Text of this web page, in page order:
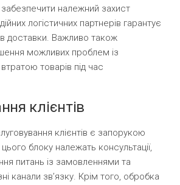
належний захист
логістичних партнерів гарантує
доставки. Важливо також
можливих проблем із
товарів під час
клієнтів
клієнтів є запорукою
блоку належать консультації,
питань із замовленнями та
канали зв’язку. Крім того, обробка